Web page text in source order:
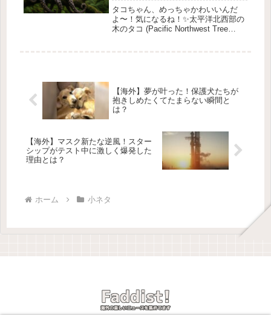
タコちゃん、めっちゃかわいいんだ
よ〜！気になるね！✨太平洋北西部の
木のタコ (Pacific Northwest Tree
【海外】夢が叶った！保護犬たちが
抱きしめたくてたまらない瞬間と
は？
【海外】マスク新たな逆風！スター
シップがテスト中に激しく爆発した
理由とは？
ホーム 小ネタ